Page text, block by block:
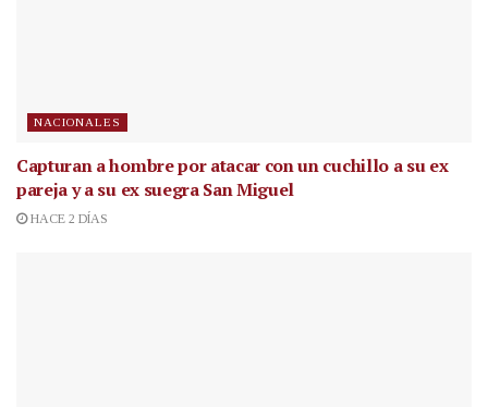
NACIONALES
Capturan a hombre por atacar con un cuchillo a su ex
pareja y a su ex suegra San Miguel
HACE 2 DÍAS